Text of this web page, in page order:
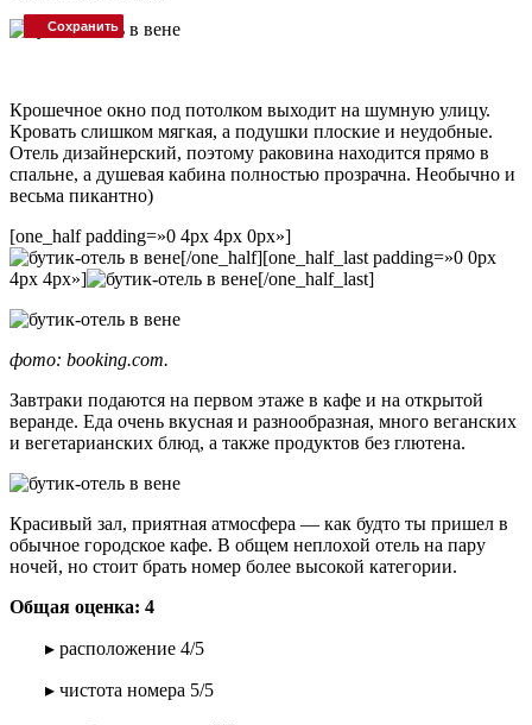
Крошечное окно под потолком выходит на шумную улицу.
Кровать слишком мягкая, а подушки плоские и неудобные.
Отель дизайнерский, поэтому раковина находится прямо в
спальне, а душевая кабина полностью прозрачна. Необычно и
весьма пикантно)
[one_half padding=»0 4px 4px 0px»]
[/one_half][one_half_last padding=»0 0px
4px 4px»]
[/one_half_last]
фото: booking.com.
Завтраки подаются на первом этаже в кафе и на открытой
веранде. Еда очень вкусная и разнообразная, много веганских
и вегетарианских блюд, а также продуктов без глютена.
Красивый зал, приятная атмосфера — как будто ты пришел в
обычное городское кафе. В общем неплохой отель на пару
ночей, но стоит брать номер более высокой категории.
Общая оценка: 4
▸ расположение 4/5
▸ чистота номера 5/5
Сохранить
Сохранить